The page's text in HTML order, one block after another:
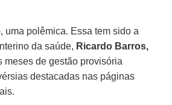
uma polêmica. Essa tem sido a
da saúde, Ricardo Barros,
meses de gestão provisória
destacadas nas páginas